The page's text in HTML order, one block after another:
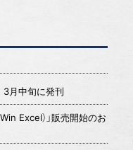
3月中旬に発刊
Excel）」販売開始のお